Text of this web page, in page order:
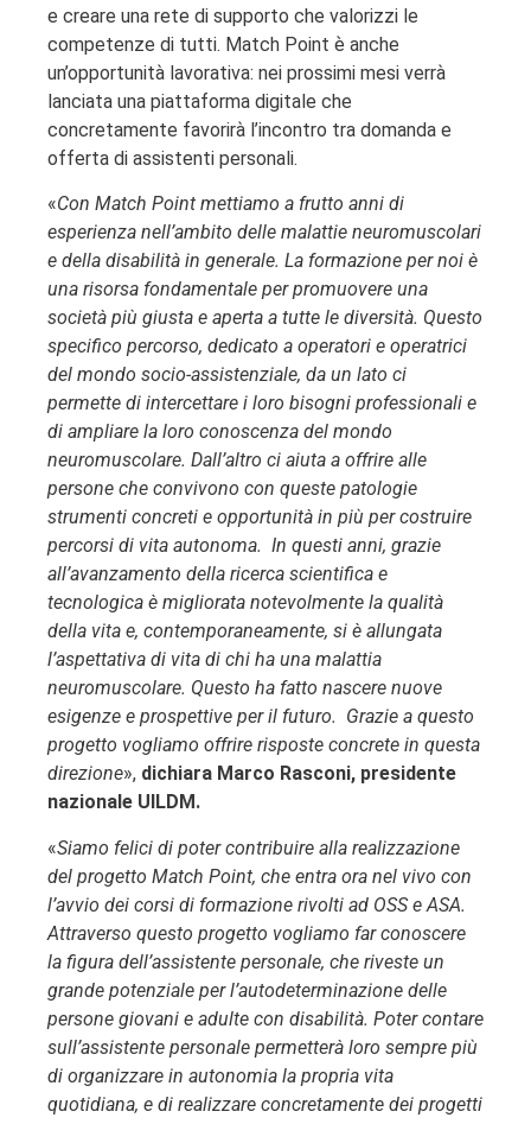
e creare una rete di supporto che valorizzi le
competenze di tutti. Match Point è anche
un’opportunità lavorativa: nei prossimi mesi verrà
lanciata una piattaforma digitale che
concretamente favorirà l’incontro tra domanda e
offerta di assistenti personali.
«Con Match Point mettiamo a frutto anni di
esperienza nell’ambito delle malattie neuromuscolari
e della disabilità in generale. La formazione per noi è
una risorsa fondamentale per promuovere una
società più giusta e aperta a tutte le diversità. Questo
specifico percorso, dedicato a operatori e operatrici
del mondo socio-assistenziale, da un lato ci
permette di intercettare i loro bisogni professionali e
di ampliare la loro conoscenza del mondo
neuromuscolare. Dall’altro ci aiuta a offrire alle
persone che convivono con queste patologie
strumenti concreti e opportunità in più per costruire
percorsi di vita autonoma. In questi anni, grazie
all’avanzamento della ricerca scientifica e
tecnologica è migliorata notevolmente la qualità
della vita e, contemporaneamente, si è allungata
l’aspettativa di vita di chi ha una malattia
neuromuscolare. Questo ha fatto nascere nuove
esigenze e prospettive per il futuro. Grazie a questo
progetto vogliamo offrire risposte concrete in questa
direzione», dichiara Marco Rasconi, presidente
nazionale UILDM.
«Siamo felici di poter contribuire alla realizzazione
del progetto Match Point, che entra ora nel vivo con
l’avvio dei corsi di formazione rivolti ad OSS e ASA.
Attraverso questo progetto vogliamo far conoscere
la figura dell’assistente personale, che riveste un
grande potenziale per l’autodeterminazione delle
persone giovani e adulte con disabilità. Poter contare
sull’assistente personale permetterà loro sempre più
di organizzare in autonomia la propria vita
quotidiana, e di realizzare concretamente dei progetti